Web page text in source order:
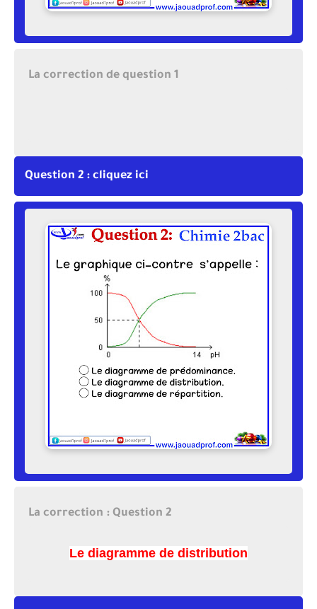
La correction de question 1
Question 2 : cliquez ici
La correction : Question 2
Le diagramme de distribution